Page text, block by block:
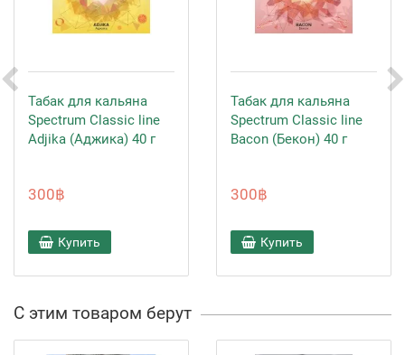
Табак для кальяна
Spectrum Classic line
Adjika (Аджика) 40 г
300฿
Купить
Табак для кальяна
Spectrum Classic line
Bacon (Бекон) 40 г
300฿
Купить
С этим товаром берут